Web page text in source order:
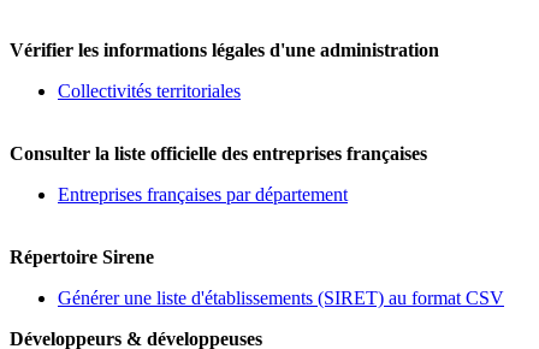
Vérifier les informations légales d'une administration
Collectivités territoriales
Consulter la liste officielle des entreprises françaises
Entreprises françaises par département
Répertoire Sirene
Générer une liste d'établissements (SIRET) au format CSV
Développeurs & développeuses